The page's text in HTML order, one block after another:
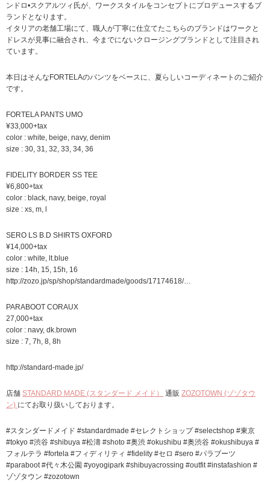
ンドロ•スクアルツィ氏が、ワークスタイルをコンセプトにプロデュースするブ
ランドとなります。
イタリアの老舗工場にて、職人が丁寧に仕立てたこちらのブランドはワークと
ドレスが見事に融合され、今までにないクロージングブランドとして注目され
ています。
本日はそんなFORTELAのパンツをベースに、夏らしいコーディネートのご紹介
です。
FORTELA PANTS UMO
¥33,000+tax
color : white, beige, navy, denim
size : 30, 31, 32, 33, 34, 36
FIDELITY BORDER SS TEE
¥6,800+tax
color : black, navy, beige, royal
size : xs, m, l
SERO LS B.D SHIRTS OXFORD
¥14,000+tax
color : white, lt.blue
size : 14h, 15, 15h, 16
http://zozo.jp/sp/shop/standardmade/goods/17174618/…
PARABOOT CORAUX
27,000+tax
color : navy, dk.brown
size : 7, 7h, 8, 8h
http://standard-made.jp/
店舗 STANDARD MADE (スタンダード メイド） 通販 ZOZOTOWN (ゾゾタウ
ン) にてお取り扱いしております。
#スタンダードメイド #standardmade #セレクトショップ #selectshop #東京
#tokyo #渋谷 #shibuya #松濤 #shoto #奥渋 #okushibu #奥渋谷 #okushibuya #
フォルテラ #fortela #フィディリティ #fidelity #セロ #sero #パラブーツ
#paraboot #代々木公園 #yoyogipark #shibuyacrossing #outfit #instafashion #
ゾゾタウン #zozotown